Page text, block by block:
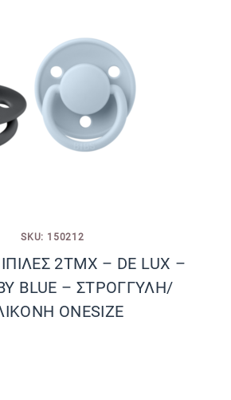
SKU: 150212
2ΤΜΧ – DE LUX –
BLUE – ΣΤΡΟΓΓΥΛΗ/
ONESIZE